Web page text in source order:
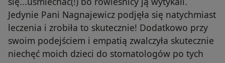
Jedynie Pani Nagnajewicz podjęła się natychmiast
leczenia i zrobiła to skutecznie! Dodatkowo przy
swoim podejściem i empatią zwalczyła skutecznie
niechęć moich dzieci do stomatologów po tych